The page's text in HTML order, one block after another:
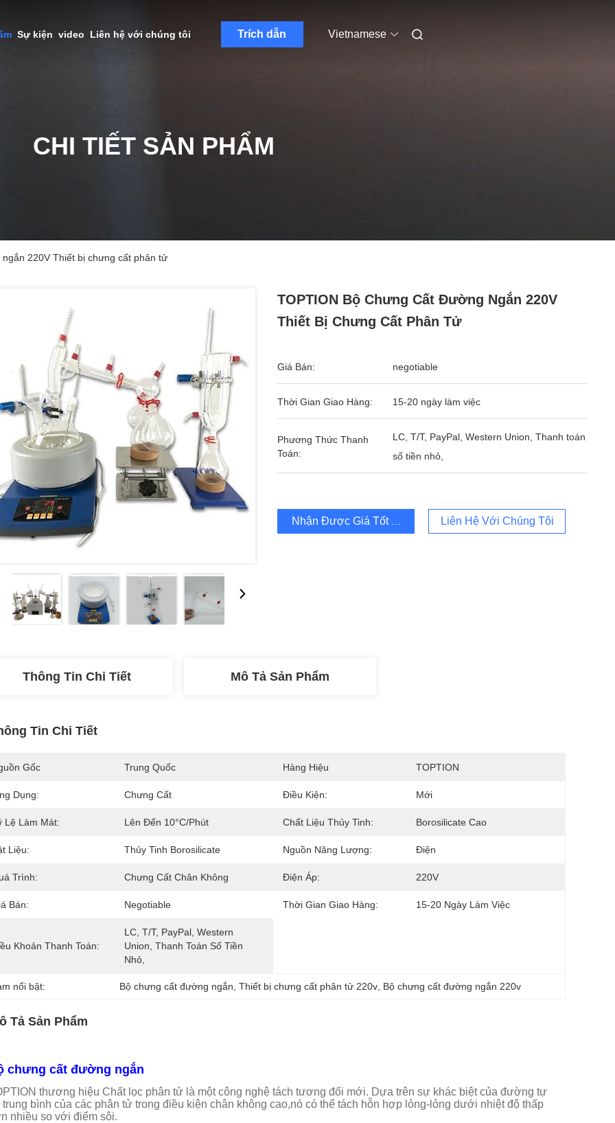
Sự kiện video Liên hệ với chúng tôi Trích dẫn Vietnamese
CHI TIẾT SẢN PHẨM
220V Thiết bị chưng cất phân tử
TOPTION Bộ Chưng Cất Đường Ngắn 220V
Thiết Bị Chưng Cất Phân Tử
Giá Bán: negotiable
Thời Gian Giao Hàng: 15-20 ngày làm việc
Phương Thức Thanh
Toán:
LC, T/T, PayPal, Western Union, Thanh toán
số tiền nhỏ,
Nhận Được Giá Tốt Nhất Liên Hệ Với Chúng Tôi
Thông Tin Chi Tiết Mô Tả Sản Phẩm
Tin Chi Tiết
Gốc Trung Quốc Hàng Hiệu TOPTION
Dụng: Chưng Cất Điều Kiện: Mới
Lệ Làm Mát: Lên Đến 10°C/phút Chất Liệu Thủy Tinh: Borosilicate Cao
Liệu: Thủy Tinh Borosilicate Nguồn Năng Lượng: Điện
Trình: Chưng Cất Chân Không Điện Áp: 220V
Bán: Negotiable Thời Gian Giao Hàng: 15-20 Ngày Làm Việc
Khoản Thanh Toán:
LC, T/T, PayPal, Western
Union, Thanh Toán Số Tiền
Nhỏ,
nổi bật: Bộ chưng cất đường ngắn , Thiết bị chưng cất phân tử 220v Bộ chưng cất đường ngắn 220v
Tả Sản Phẩm
chưng cất đường ngắn
thương hiệu Chất lọc phân tử là một công nghệ tách tương đối mới. Dựa trên sự khác biệt của đường tự
trung bình của các phân tử trong điều kiện chân không cao,nó có thể tách hỗn hợp lỏng-lỏng dưới nhiệt độ thấp
nhiều so với điểm sôi.